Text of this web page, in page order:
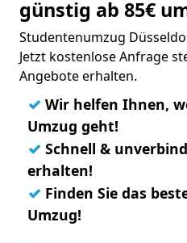
günstig ab 85€
Studentenumzug
Jetzt kostenlose Anfrage
Angebote erhalten.
✓ Wir helfen Ihnen,
Umzug geht!
✓ Schnell &
erhalten!
✓ Finden Sie das
Umzug!